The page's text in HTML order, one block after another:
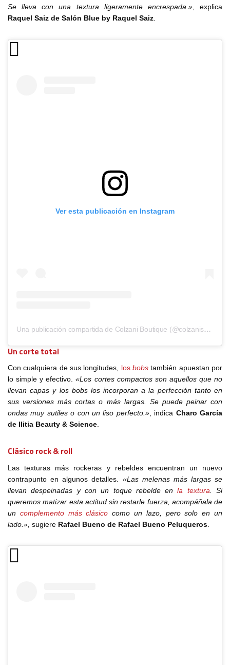
Se lleva con una textura ligeramente encrespada.», explica
Raquel Saiz de Salón Blue by Raquel Saiz
Ver esta publicación en Instagram
Una publicación compartida de Colzani Boutique (@colzaniseregno)
Un corte total
Con cualquiera de sus longitudes, losbobs también apuestan por
lo simple y efectivo.«Los cortes compactos son aquellos que no
llevan capas y los bobs los incorporan a la perfección tanto en
sus versiones más cortas o más largas. Se puede peinar con
ondas muy sutiles o con un liso perfecto.», indica Charo García
de Ilitia Beauty & Science.
Clásico rock & roll
Las texturas más rockeras y rebeldes encuentran un nuevo
contrapunto en algunos detalles. «Las melenas más largas se
llevan despeinadas y con un toque rebelde enla textura . Si
queremos matizar esta actitud sin restarle fuerza, acompáñala de
un complemento más clásicocomo un lazo, pero solo en un
lado.», sugiere Rafael Bueno de Rafael Bueno Peluqueros